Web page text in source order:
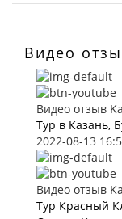
Видео
Видео отзыв
Тур в Казань,
2022-08-13
Видео отзыв
Тур Красный